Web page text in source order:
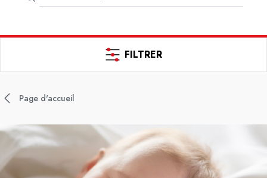
FILTRER
Page d'accueil